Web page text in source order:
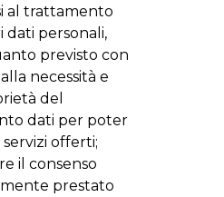
al trattamento
dati personali,
previsto con
necessità e
del
dati per poter
offerti;
il consenso
prestato